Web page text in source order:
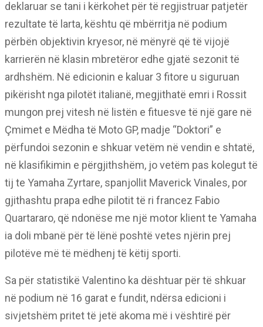
deklaruar se tani i kërkohet për të regjistruar patjetër
rezultate të larta, kështu që mbërritja në podium
përbën objektivin kryesor, në mënyrë që të vijojë
karrierën në klasin mbretëror edhe gjatë sezonit të
ardhshëm. Në edicionin e kaluar 3 fitore u siguruan
pikërisht nga pilotët italianë, megjithatë emri i Rossit
mungon prej vitesh në listën e fituesve të një gare në
Çmimet e Mëdha të Moto GP, madje “Doktori” e
përfundoi sezonin e shkuar vetëm në vendin e shtatë,
në klasifikimin e përgjithshëm, jo vetëm pas kolegut të
tij te Yamaha Zyrtare, spanjollit Maverick Vinales, por
gjithashtu prapa edhe pilotit të ri francez Fabio
Quartararo, që ndonëse me një motor klient te Yamaha
ia doli mbanë për të lënë poshtë vetes njërin prej
pilotëve më të mëdhenj të këtij sporti.
Sa për statistikë Valentino ka dështuar për të shkuar
në podium në 16 garat e fundit, ndërsa edicioni i
sivjetshëm pritet të jetë akoma më i vështirë për